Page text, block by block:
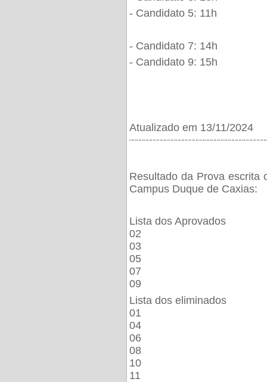
- Candidato 5: 11h
- Candidato 7: 14h
- Candidato 9: 15h
Atualizado em 13/11/2024
Resultado da Prova escrita
Campus Duque de Caxias:
Lista dos Aprovados
02
03
05
07
09
Lista dos eliminados
01
04
06
08
10
11